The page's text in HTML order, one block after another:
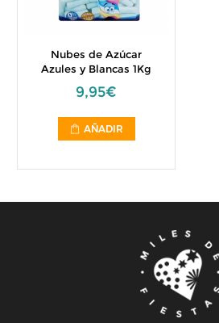
Nubes de Azúcar
Azules y Blancas 1Kg
9,95€
AÑADIR